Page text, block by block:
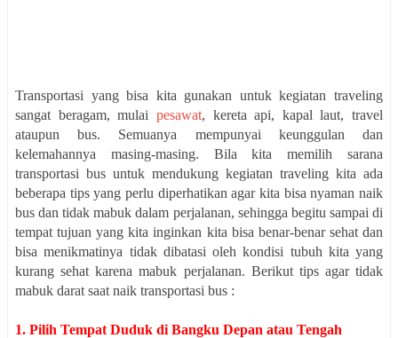
Transportasi yang bisa kita gunakan untuk kegiatan traveling
sangat beragam, mulai pesawat, kereta api, kapal laut, travel
ataupun bus. Semuanya mempunyai keunggulan dan
kelemahannya masing-masing. Bila kita memilih sarana
transportasi bus untuk mendukung kegiatan traveling kita ada
beberapa tips yang perlu diperhatikan agar kita bisa nyaman naik
bus dan tidak mabuk dalam perjalanan, sehingga begitu sampai di
tempat tujuan yang kita inginkan kita bisa benar-benar sehat dan
bisa menikmatinya tidak dibatasi oleh kondisi tubuh kita yang
kurang sehat karena mabuk perjalanan. Berikut tips agar tidak
mabuk darat saat naik transportasi bus :
1. Pilih Tempat Duduk di Bangku Depan atau Tengah